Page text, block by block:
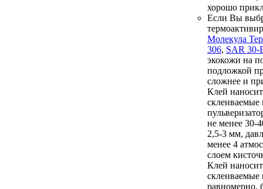
хорошо
Если Вы
Молекула
306, SAR 30-
экокожи на
подложкой
сложнее и
Клей
склеиваемые
не менее 30-
2,5-3 мм,
менее 4
слоем
Клей
склеиваемые
равномерно,